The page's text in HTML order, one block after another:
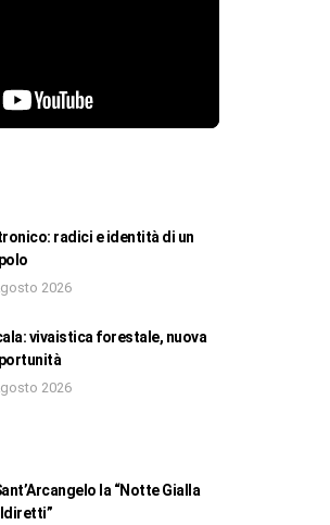
radici e identità di un
2026
vivaistica forestale, nuova
2026
la “Notte Gialla